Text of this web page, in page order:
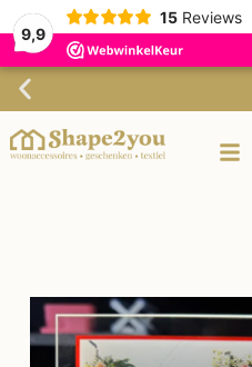
9,9
15 Reviews
Verzending binnen 3-4 werkdagen